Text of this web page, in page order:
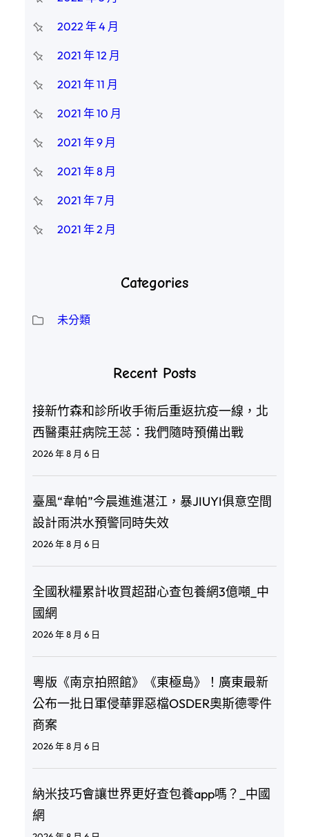
2022 年 4 月
2021 年 12 月
2021 年 11 月
2021 年 10 月
2021 年 9 月
2021 年 8 月
2021 年 7 月
2021 年 2 月
Categories
未分類
Recent Posts
接新竹森和診所收手術后重返抗疫一線，北
西醫棗莊病院王蕊：我們隨時預備出戰
2026 年 8 月 6 日
臺風“韋帕”今晨進進湛江，暴JIUYI俱意空間
設計雨洪水預警同時失效
2026 年 8 月 6 日
全國秋糧累計收買超甜心查包養網3億噸_中
國網
2026 年 8 月 6 日
粵版《南京拍照館》《東極島》！廣東最新
公布一批日軍侵華罪惡檔OSDER奧斯德零件
商案
2026 年 8 月 6 日
納米技巧會讓世界更好查包養app嗎？_中國
網